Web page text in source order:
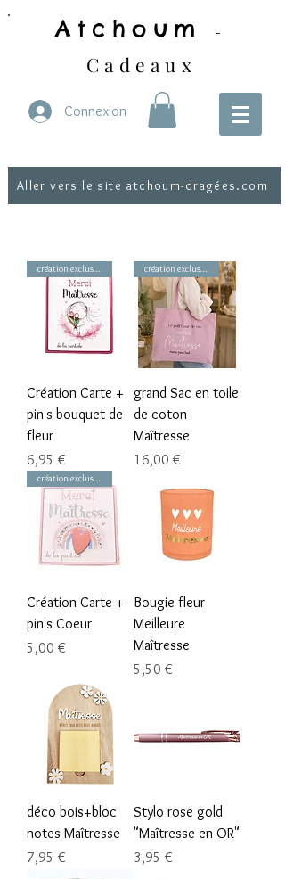
Atchoum -
Cadeaux
Connexion
Aller vers le site atchoum-dragées.com
création exclusive
Création Carte +
pin's bouquet de
fleur
Prix
6,95 €
création exclusive
grand Sac en toile
de coton
Maîtresse
Prix
16,00 €
création exclusive
Création Carte +
pin's Coeur
Prix
5,00 €
Bougie fleur
Meilleure
Maîtresse
Prix
5,50 €
déco bois+bloc
notes Maîtresse
Prix
7,95 €
Stylo rose gold
"Maîtresse en OR"
Prix
3,95 €